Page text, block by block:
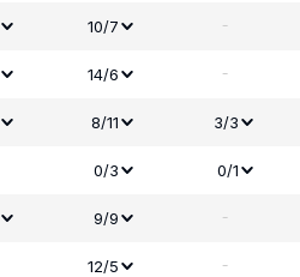
10/7 -
14/6 -
8/11 3/3
0/3 0/1
9/9 -
12/5 -